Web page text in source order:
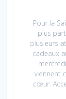
Pour la
plus
plusieurs
cadeaux
viennent
cœur.